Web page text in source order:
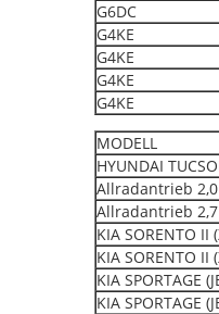
G6DC
G4KE
G4KE
G4KE
G4KE
MODELL
HYUNDAI
Allradantrieb 2,0
Allradantrieb 2,7
KIA SORENTO II
KIA SORENTO II
KIA SPORTAGE
KIA SPORTAGE